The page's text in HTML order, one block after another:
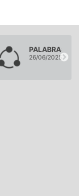
PALABRAS
26/06/2025